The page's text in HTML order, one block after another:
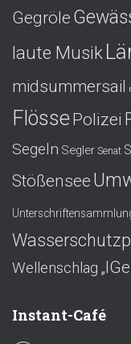
Gegröle
laute Musik
midsummersail
FlössePolizei
Segeln Segler Senat
Stößensee
Wellenschlag
Instant-Café